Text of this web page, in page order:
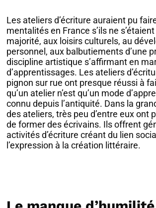
Les ateliers d’écriture auraient pu
mentalités en France s’ils ne
majorité, aux loisirs culturels, au
personnel, aux balbutiements d’une
discipline artistique s’affirmant en
d’apprentissages. Les ateliers
pignon sur rue ont presque réussi à
qu’un atelier n’est qu’un mode
connu depuis l’antiquité. Dans la
des ateliers, très peu d’entre eux ont
de former des écrivains. Ils offrent
activités d’écriture créant du lien
l’expression à la création littéraire.